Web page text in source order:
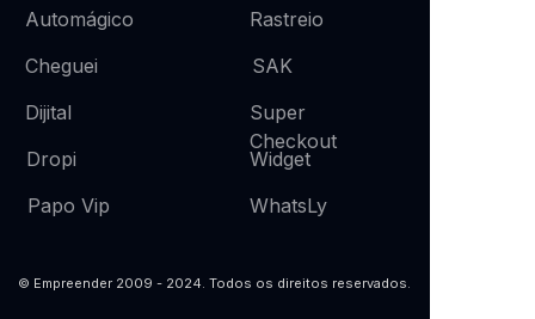
Automágico
Dijital
Cheguei
Papo Vip
Dropi
Rastreio
SAK
Super
Checkout
Widget
WhatsLy
© Empreender 2009 - 2024. Todos os direitos reservados.